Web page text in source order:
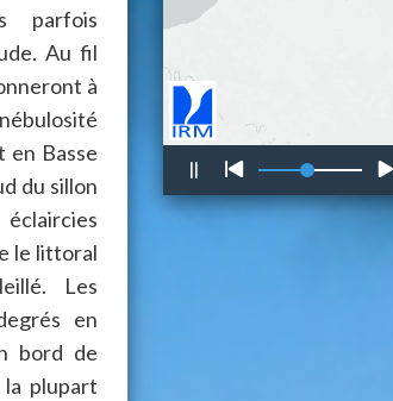
parfois
Au fil
à
en Basse
du sillon
le littoral
Les
en
bord de
plupart